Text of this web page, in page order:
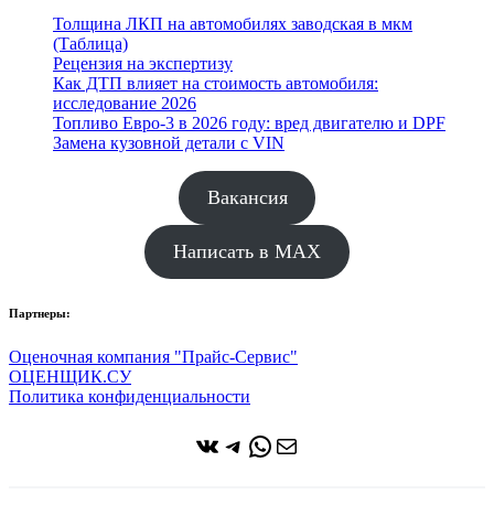
Толщина ЛКП на автомобилях заводская в мкм
(Таблица)
Рецензия на экспертизу
Как ДТП влияет на стоимость автомобиля:
исследование 2026
Топливо Евро-3 в 2026 году: вред двигателю и DPF
Замена кузовной детали с VIN
Вакансия
Написать в MAX
Партнеры:
Оценочная компания "Прайс-Сервис"
ОЦЕНЩИК.СУ
Политика конфиденциальности
ВКонтакте
Telegram
WhatsApp
Почта